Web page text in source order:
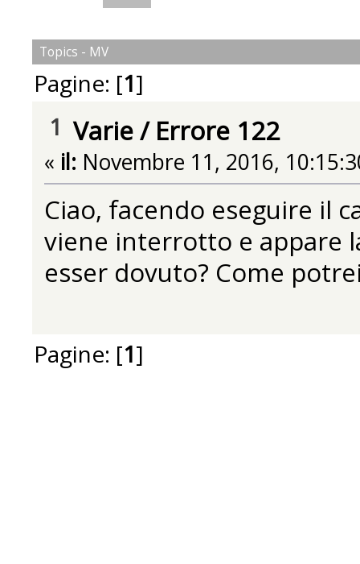
Topics - MV
Pagine: [1]
1 Varie/ Errore 122
« il: Novembre 11, 2016,
Ciao, facendo eseguire il
viene interrotto e appare
esser dovuto? Come
Pagine: [1]